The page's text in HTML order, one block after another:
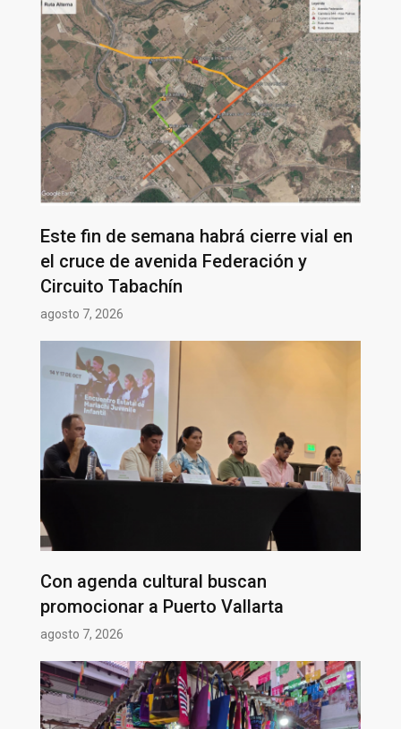
Este fin de semana habrá cierre vial en
el cruce de avenida Federación y
Circuito Tabachín
agosto 7, 2026
Con agenda cultural buscan
promocionar a Puerto Vallarta
agosto 7, 2026